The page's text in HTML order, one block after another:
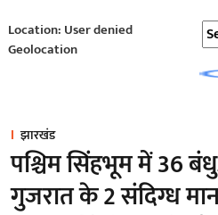
Location: User denied
Geolocation
झारखंड
पश्चिम सिंहभूम में 36
गुजरात के 2 संदिग्ध